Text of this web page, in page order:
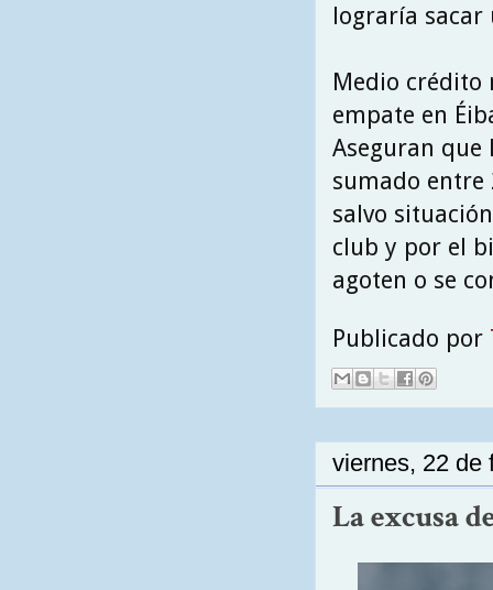
lograría sacar
Medio crédito
empate en
Aseguran que
sumado entre
salvo
club y por el
agoten o se
Publicado por
viernes, 22 de
La excusa